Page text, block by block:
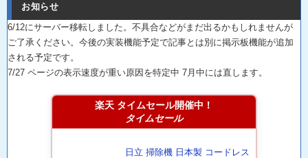
お知らせ
6/12にサーバー移転しました。不具合などがまだ出るかもしれませんが
ご了承ください。今後の実装機能予定で記事とは別に掲示板機能が追加
される予定です。
7/27 ページの表示速度が重い原因を特定中 7月中には直します。
楽天 タイムセール開催中！
タイムセール
日立 掃除機 日本製 コードレス